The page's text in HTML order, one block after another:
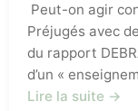
Peut-on agir
Préjugés avec
du rapport
d’un «
Lire la suite →